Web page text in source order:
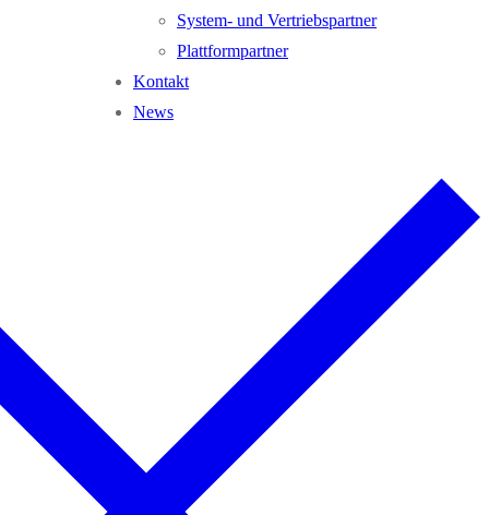
System- und Vertriebspartner
Plattformpartner
Kontakt
News